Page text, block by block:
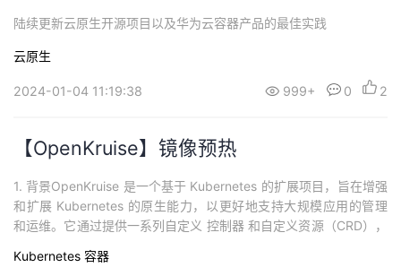
学
堂
的
课
程
我
的
认
我
的
我
持
我
的
技
术
支
我
的
云
声
产品解决方案
nginx-ingress prometheus生态
istio开源基础 kubernetes开源基础
容器网络篇
陆续更新云原生开源项目以及华为云容器产品的最佳实践
云原生
2024-01-04 11:19:38 999+ 0 2
【OpenKruise】镜像预热
1. 背景OpenKruise 是一个基于 Kubernetes 的扩展项目，旨在增强
和扩展 Kubernetes 的原生能力，以更好地支持大规模应用的管理
和运维。它通过提供一系列自定义 控制器 和自定义资源（CRD），
用。 2. 简介OpenKruise实现镜像预热，通过运行架构中的kruise-
Kubernetes 容器